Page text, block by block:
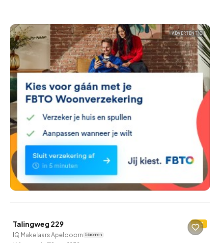
ADVERTENTIE
Talingweg 229 C
IQ Makelaars Apeldoorn 5 bronnen